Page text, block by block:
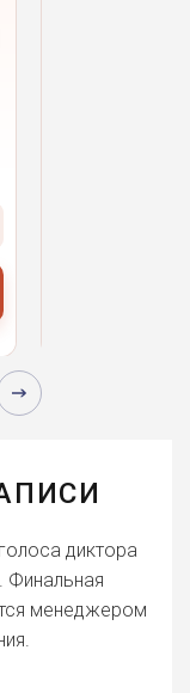
диктора
Финальная
менеджером